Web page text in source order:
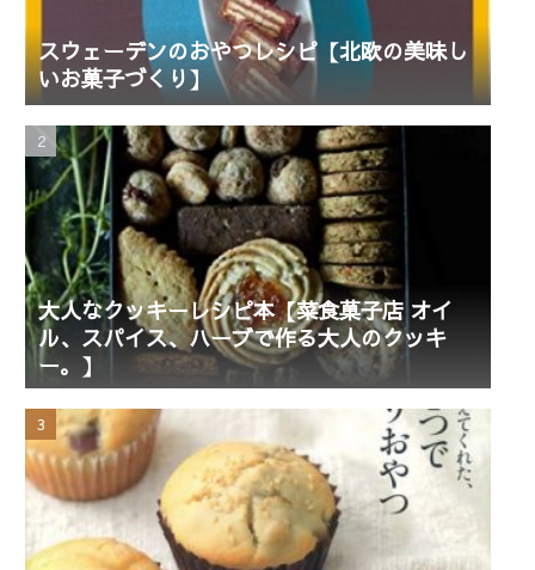
スウェーデンのおやつレシピ【北欧の美味し
いお菓子づくり】
大人なクッキーレシピ本【菜食菓子店 オイ
ル、スパイス、ハーブで作る大人のクッキ
ー。】